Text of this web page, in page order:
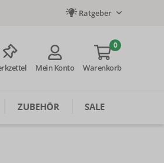
Ratgeber
Mein Konto
0
Warenkorb
ZUBEHÖR SALE